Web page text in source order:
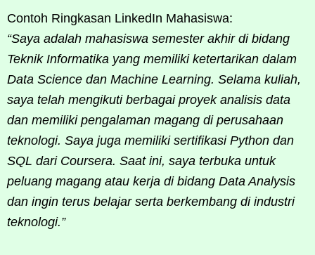
Contoh Ringkasan LinkedIn Mahasiswa:
“Saya adalah mahasiswa semester akhir di bidang
Teknik Informatika yang memiliki ketertarikan dalam
Data Science dan Machine Learning. Selama kuliah,
saya telah mengikuti berbagai proyek analisis data
dan memiliki pengalaman magang di perusahaan
teknologi. Saya juga memiliki sertifikasi Python dan
SQL dari Coursera. Saat ini, saya terbuka untuk
peluang magang atau kerja di bidang Data Analysis
dan ingin terus belajar serta berkembang di industri
teknologi.”